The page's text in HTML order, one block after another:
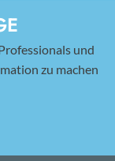
und
zu machen